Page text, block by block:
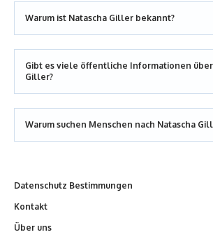
Warum ist Natascha Giller bekannt?
Gibt es viele öffentliche Informationen über
Giller?
Warum suchen Menschen nach Natascha
Datenschutz Bestimmungen
Kontakt
Über uns